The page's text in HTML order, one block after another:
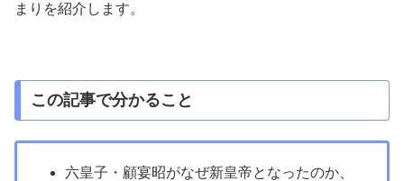
まりを紹介します。
この記事で分かること
六皇子・顧宴昭がなぜ新皇帝となったのか、